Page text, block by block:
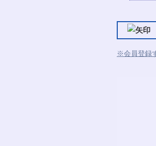
※会員登録